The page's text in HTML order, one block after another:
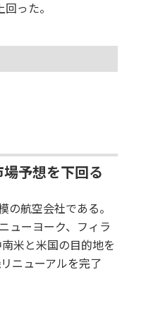
った。
予想を下回る
航空会社である。
ューヨーク、フィラ
米と米国の目的地を
ニューアルを完了